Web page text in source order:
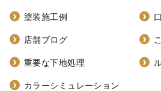
塗装施工例
店舗ブログ
重要な下地処理
カラーシミュレーション